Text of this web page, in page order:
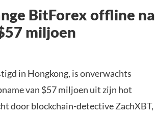
BitForex offline na
miljoen
in Hongkong, is onverwachts
van $57 miljoen uit zijn hot
door blockchain-detective ZachXBT,